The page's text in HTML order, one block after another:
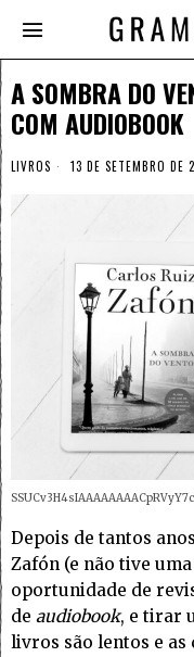
A SOMBRA DO
COM AUDIOBOOK
LIVROS 13 DE SETEMBRO DE
Depois de tantos
Zafón (e não tive
oportunidade de
de audiobook, e tirar
livros são lentos e as